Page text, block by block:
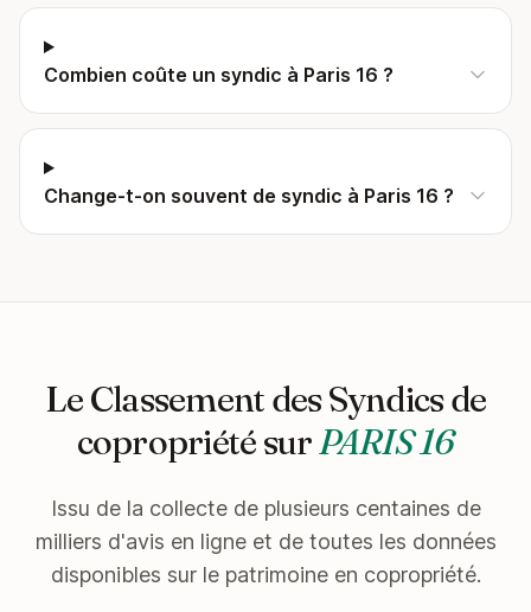
Combien coûte un syndic à Paris 16 ?
Change-t-on souvent de syndic à Paris 16 ?
Le Classement des Syndics de
copropriété surPARIS 16
Issu de la collecte de plusieurs centaines de
milliers d'avis en ligne et de toutes les données
disponibles sur le patrimoine en copropriété.